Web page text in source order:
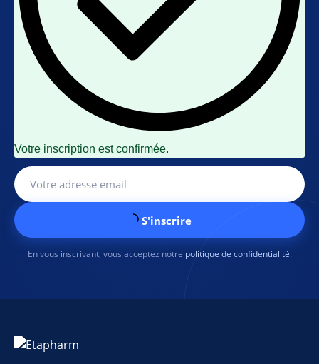
Votre inscription est confirmée.
S'inscrire
En vous inscrivant, vous acceptez notre politique de confidentialité.